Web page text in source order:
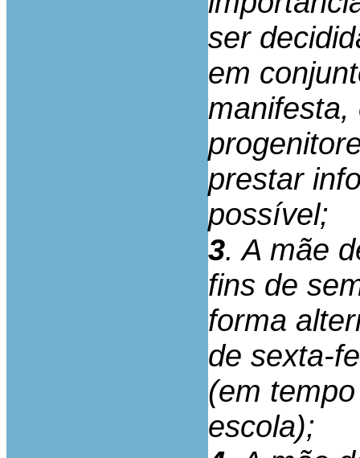
ser
em
manifesta,
prestar
possível;
3. A mãe
fins de
forma
de sexta-
(em
escola);